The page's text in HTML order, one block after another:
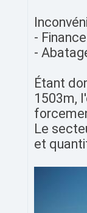
-
-
Étant
1503m,
Le
et